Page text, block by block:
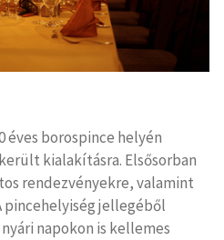
éves borospince helyén
kialakításra. Elsősorban
rendezvényekre, valamint
pincehelyiség jellegéből
napokon is kellemes